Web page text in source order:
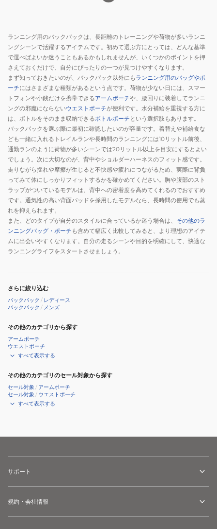
LC2177400
LC2177600
SET
LC2862400
ADVSKIN
RACE
FLAG
LC2091900
ランニング用のバックパックは、長距離のトレーニングや荷物が多いランニ
ングシーンで活躍するアイテムです。初めて選ぶ方にとっては、どんな基準
で選べばよいか迷うこともあるかもしれませんが、いくつかのポイントを押
さえておくだけで、自分にぴったりの一つが見つけやすくなります。
まず知っておきたいのが、バックパック以外にも ランニング用のバッグやポ
ーチにはさまざまな種類があるという点です。荷物が少ない日には、スマー
トフォンや小銭だけを携帯できるアームポーチや、腰回りに装着してランニ
ングの邪魔にならないウエストポーチが便利です。水分補給を重視する方に
は、ボトルをそのまま収納できるボトルポーチ という選択肢もあります。
バックパックを選ぶ際に最初に確認したいのが容量です。着替えや補給食な
ども一緒に入れるトレイルランや長時間のランニングには10リットル前後、
通勤ランのように荷物が多いシーンでは20リットル以上を目安にするとよい
でしょう。次に大切なのが、背中やショルダーハーネスのフィット感です。
走りながら揺れや摩擦が生じると不快感や疲れにつながるため、実際に背負
ってみて体にしっかりフィットするかを確かめてください。胸や腹部のスト
ラップがついているモデルは、背中への密着度を高めてくれるのでおすすめ
です。通気性の高い背面パッドを採用したモデルなら、長時間の使用でも蒸
れを抑えられます。
また、どのタイプが自分のスタイルに合っているか迷う場合は、 その他のラ
ンニングバッグ・ポーチ も含めて幅広く比較してみると、より理想のアイテ
ムに出会いやすくなります。自分の走るシーンや目的を明確にして、快適な
ランニングライフをスタートさせましょう。
さらに絞り込む
バックパック / レディース
バックパック / メンズ
その他のカテゴリから探す
アームポーチ
ウエストポーチ
すべて表示する
その他のカテゴリのセール対象から探す
セール対象 / アームポーチ
セール対象 / ウエストポーチ
すべて表示する
サポート
規約・会社情報